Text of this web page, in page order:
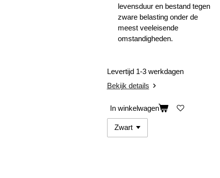
levensduur en bestand tegen
zware belasting onder de
meest veeleisende
omstandigheden.
Levertijd 1-3 werkdagen
Bekijk details
In winkelwagen